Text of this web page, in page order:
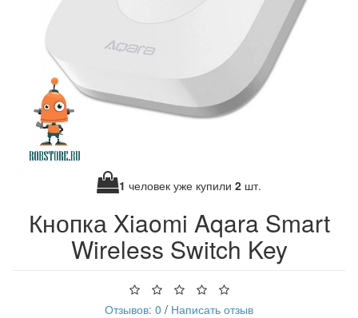
1 человек уже купили 2 шт.
Кнопка Xiaomi Aqara Smart
Wireless Switch Key
Отзывов: 0 / Написать отзыв